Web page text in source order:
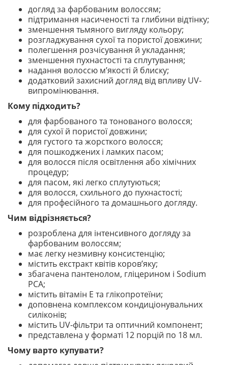
догляд за фарбованим волоссям;
підтримання насиченості та глибини відтінку;
зменшення тьмяного вигляду кольору;
розгладжування сухої та пористої довжини;
полегшення розчісування й укладання;
зменшення пухнастості та сплутування;
надання волоссю м’якості й блиску;
додатковий захисний догляд від впливу UV-
випромінювання.
Кому підходить?
для фарбованого та тонованого волосся;
для сухої й пористої довжини;
для густого та жорсткого волосся;
для пошкоджених і ламких пасом;
для волосся після освітлення або хімічних
процедур;
для пасом, які легко сплутуються;
для волосся, схильного до пухнастості;
для професійного та домашнього догляду.
Чим відрізняється?
розроблена для інтенсивного догляду за
фарбованим волоссям;
має легку незмивну консистенцію;
містить екстракт квітів коров’яку;
збагачена пантенолом, гліцерином і Sodium
PCA;
містить вітамін Е та глікопротеїни;
доповнена комплексом кондиціонувальних
силіконів;
містить UV-фільтри та оптичний компонент;
представлена у форматі 12 порцій по 18 мл.
Чому варто купувати?